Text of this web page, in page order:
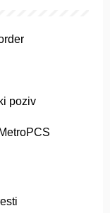
poziv